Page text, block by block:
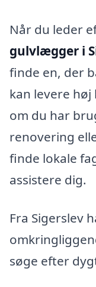
Når du leder
gulvlægger i
finde en, der
kan levere
om du har
renovering
finde lokale
assistere dig.
Fra Sigerslev
søge efter